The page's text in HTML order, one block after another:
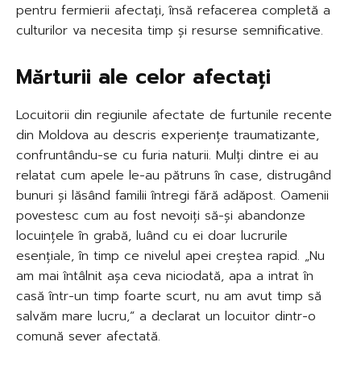
pentru fermierii afectați, însă refacerea completă a
culturilor va necesita timp și resurse semnificative.
Mărturii ale celor afectați
Locuitorii din regiunile afectate de furtunile recente
din Moldova au descris experiențe traumatizante,
confruntându-se cu furia naturii. Mulți dintre ei au
relatat cum apele le-au pătruns în case, distrugând
bunuri și lăsând familii întregi fără adăpost. Oamenii
povestesc cum au fost nevoiți să-și abandonze
locuințele în grabă, luând cu ei doar lucrurile
esențiale, în timp ce nivelul apei creștea rapid. „Nu
am mai întâlnit așa ceva niciodată, apa a intrat în
casă într-un timp foarte scurt, nu am avut timp să
salvăm mare lucru,” a declarat un locuitor dintr-o
comună sever afectată.